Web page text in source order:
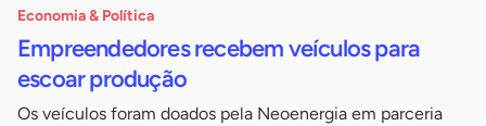
Economia & Política
Empreendedores recebem veículos para
escoar produção
Os veículos foram doados pela Neoenergia em parceria